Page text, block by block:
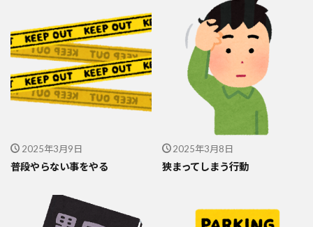
2025年3月9日
普段やらない事をやる
2025年3月8日
狭まってしまう行動